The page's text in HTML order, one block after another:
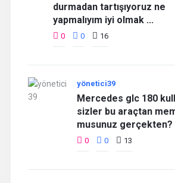
durmadan tartışıyoruz ne
yapmalıyım iyi olmak ...
0 0 16
yönetici39
Mercedes glc 180
sizler bu araçtan
musunuz gerçekten?
0 0 13